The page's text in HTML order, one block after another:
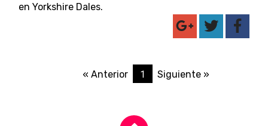
en Yorkshire Dales.
« Anterior 1 Siguiente »